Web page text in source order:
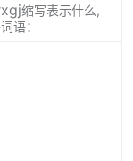
缩写表示什么,
语：